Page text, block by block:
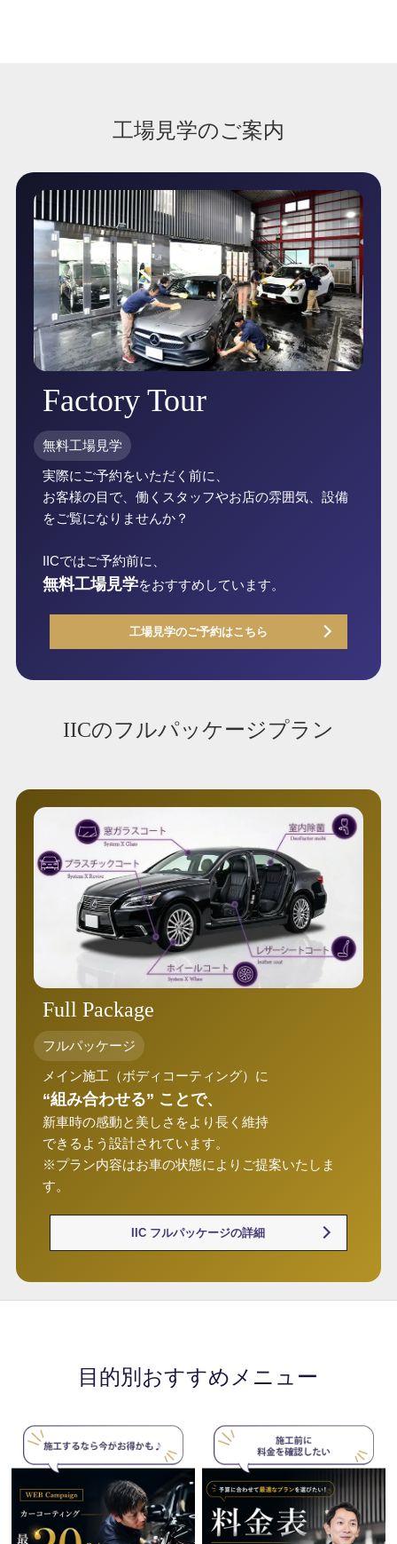
工場見学のご案内
Factory Tour
無料工場見学
実際にご予約をいただく前に、
お客様の目で、働くスタッフやお店の雰囲気、設備
をご覧になりませんか？
IICではご予約前に、
無料工場見学をおすすめしています。
工場見学のご予約はこちら
IICのフルパッケージプラン
Full Package
フルパッケージ
メイン施工（ボディコーティング）に
“組み合わせる” ことで、
新車時の感動と美しさをより長く維持
できるよう設計されています。
※プラン内容はお車の状態によりご提案いたしま
す。
IIC フルパッケージの詳細
目的別おすすめメニュー